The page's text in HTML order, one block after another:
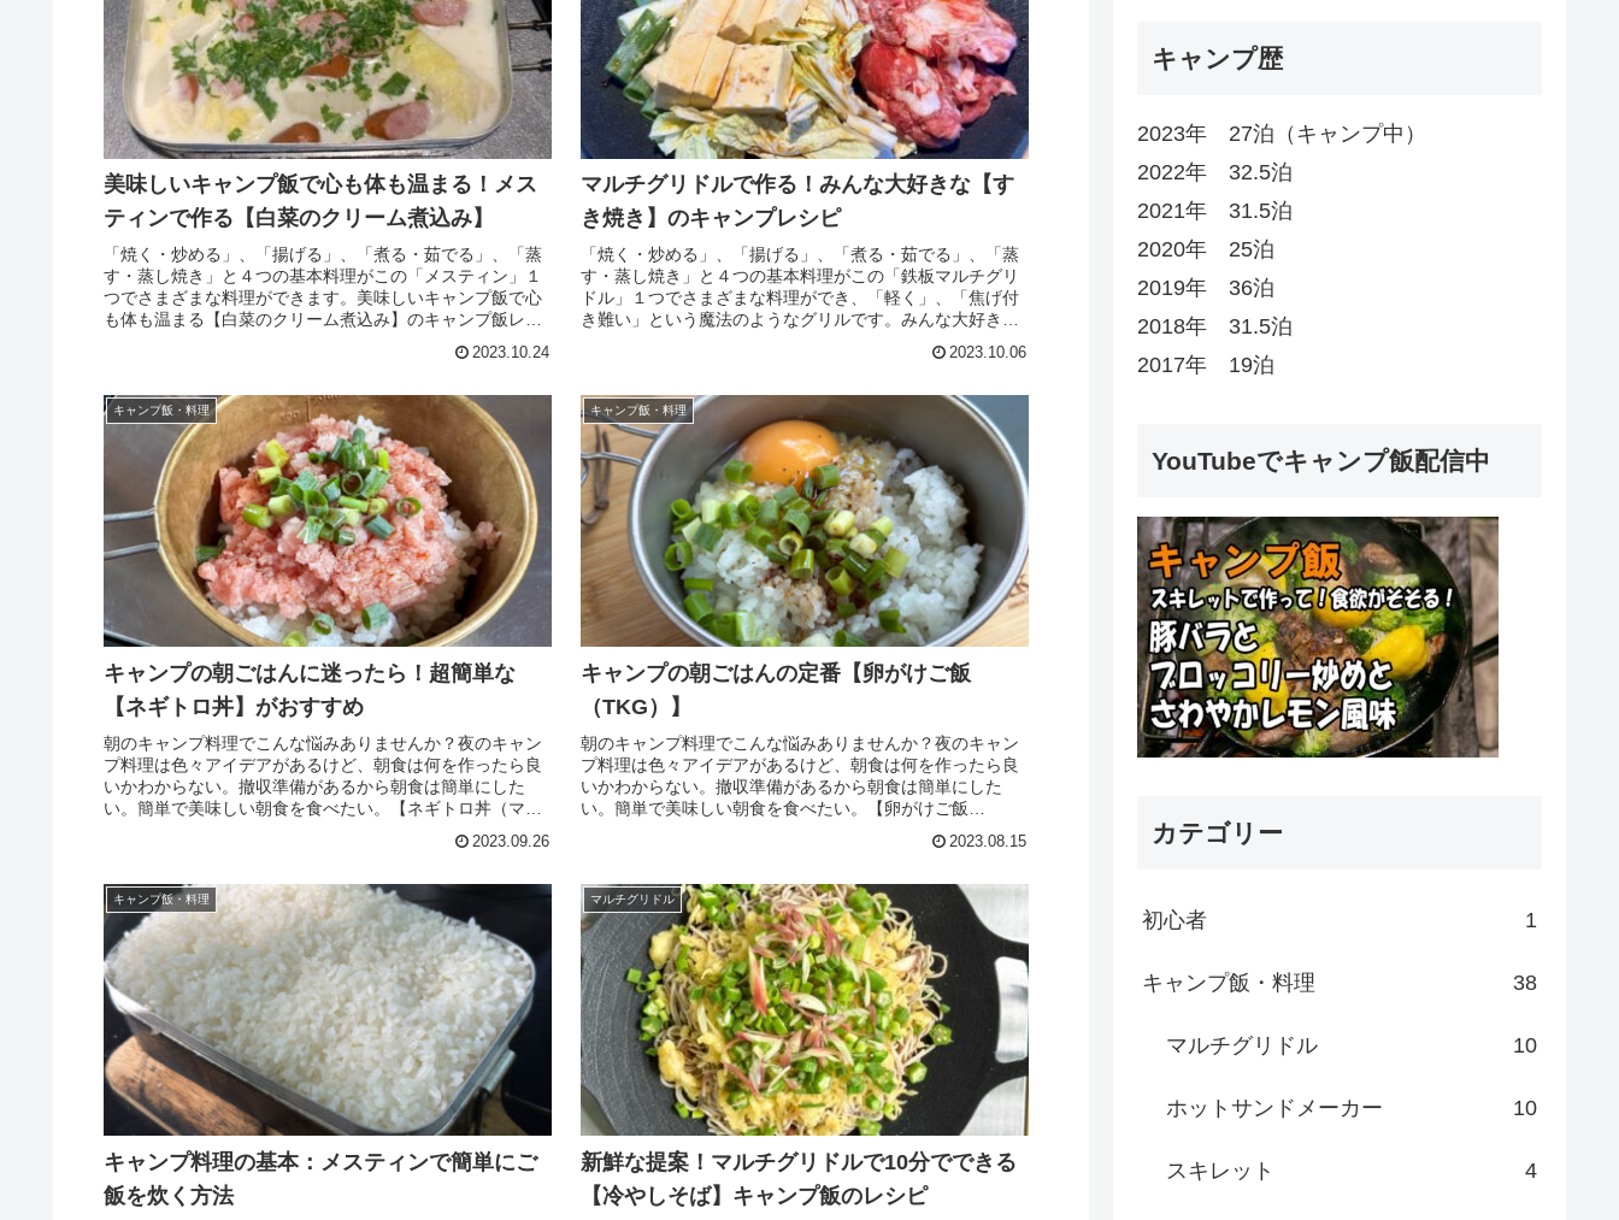
美味しいキャンプ飯で心も体も温まる！メス
ティンで作る【白菜のクリーム煮込み】
「焼く・炒める」、「揚げる」、「煮る・茹でる」、「蒸
す・蒸し焼き」と４つの基本料理がこの「メスティン」１
つでさまざまな料理ができます。美味しいキャンプ飯で心
も体も温まる【白菜のクリーム煮込み】のキャンプ飯レシ
2023.10.24
マルチグリドルで作る！みんな大好きな【す
き焼き】のキャンプレシピ
「焼く・炒める」、「揚げる」、「煮る・茹でる」、「蒸
す・蒸し焼き」と４つの基本料理がこの「鉄板マルチグリ
ドル」１つでさまざまな料理ができ、「軽く」、「焦げ付
き難い」という魔法のようなグリルです。みんな大好き
2023.10.06
キャンプ飯・料理
キャンプの朝ごはんに迷ったら！超簡単な
【ネギトロ丼】がおすすめ
朝のキャンプ料理でこんな悩みありませんか？夜のキャン
プ料理は色々アイデアがあるけど、朝食は何を作ったら良
いかわからない。撤収準備があるから朝食は簡単にした
い。簡単で美味しい朝食を食べたい。【ネギトロ丼（マグ
2023.09.26
キャンプ飯・料理
キャンプの朝ごはんの定番【卵がけご飯
（TKG）】
朝のキャンプ料理でこんな悩みありませんか？夜のキャン
プ料理は色々アイデアがあるけど、朝食は何を作ったら良
いかわからない。撤収準備があるから朝食は簡単にした
い。簡単で美味しい朝食を食べたい。【卵がけご飯
2023.08.15
キャンプ飯・料理
キャンプ料理の基本：メスティンで簡単にご
飯を炊く方法
マルチグリドル
新鮮な提案！マルチグリドルで10分でできる
【冷やしそば】キャンプ飯のレシピ
キャンプ歴
2023年 27泊（キャンプ中）
2022年 32.5泊
2021年 31.5泊
2020年 25泊
2019年 36泊
2018年 31.5泊
2017年 19泊
YouTubeでキャンプ飯配信中
カテゴリー
初心者 1
キャンプ飯・料理 38
マルチグリドル 10
ホットサンドメーカー 10
スキレット 4